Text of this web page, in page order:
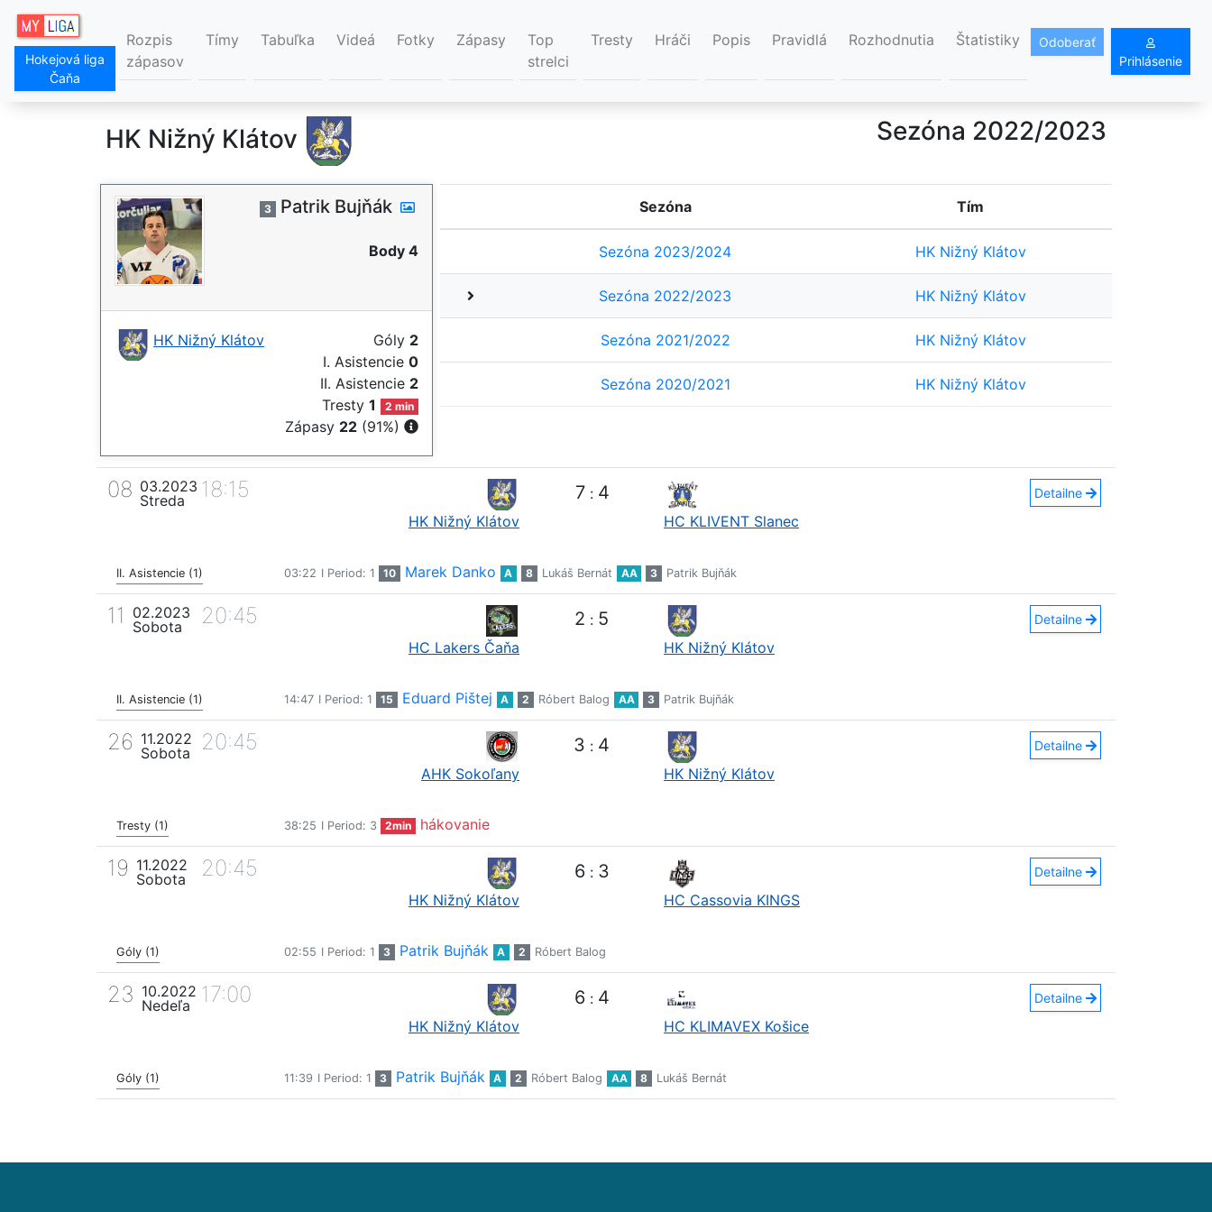
Hokejová liga
Čaňa
Rozpis
zápasov
Tímy Tabuľka Videá Fotky Zápasy
Top
strelci
Tresty Hráči Popis Pravidlá Rozhodnutia Štatistiky
Odoberať
Prihlásenie
HK Nižný Klátov Sezóna 2022/2023
3 Patrik Bujňák
Body 4
HK Nižný Klátov Góly 2
I. Asistencie 0
II. Asistencie 2
Tresty1 2 min
Zápasy 22 (91%)
Sezóna Tím
Sezóna 2023/2024 HK Nižný Klátov
Sezóna 2022/2023 HK Nižný Klátov
Sezóna 2021/2022 HK Nižný Klátov
Sezóna 2020/2021 HK Nižný Klátov
08 03.2023
Streda
18:15
HK Nižný Klátov
7 : 4
HC KLIVENT Slanec
Detailne
II. Asistencie (1) 03:22 I Period: 1 10 Marek Danko A 8 Lukáš Bernát AA 3 Patrik Bujňák
11
02.2023
Sobota
20:45
HC Lakers Čaňa
2 : 5
HK Nižný Klátov
Detailne
II. Asistencie (1) 14:47 I Period: 1 15 Eduard Pištej A 2 Róbert Balog AA 3 Patrik Bujňák
26 11.2022
Sobota
20:45
AHK Sokoľany
3 : 4
HK Nižný Klátov
Detailne
Tresty (1) 38:25 I Period: 3 2min hákovanie
19 11.2022
Sobota
20:45
HK Nižný Klátov
6 : 3
HC Cassovia KINGS
Detailne
Góly (1) 02:55 I Period: 1 3 Patrik Bujňák A 2 Róbert Balog
23 10.2022
Nedeľa
17:00
HK Nižný Klátov
6 : 4
HC KLIMAVEX Košice
Detailne
Góly (1) 11:39 I Period: 1 3 Patrik Bujňák A 2 Róbert Balog AA 8 Lukáš Bernát